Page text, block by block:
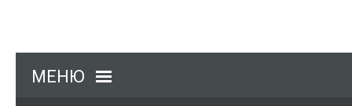
МЕНЮ